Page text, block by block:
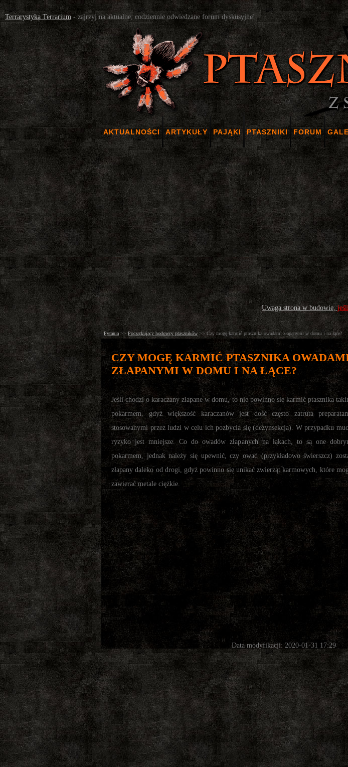
Terrarystyka Terrarium - zajrzyj na aktualne, codziennie odwiedzane forum dyskusyjne!
AKTUALNOŚCI ARTYKUŁY PAJĄKI PTASZNIKI FORUM
Uwaga strona w budowie,
Pytania >>Początkujący hodowcy ptaszników>> Czy mogę karmić ptasznika owadami złapanymi w domu i na łące?
CZY MOGĘ KARMIĆ PTASZNIKA
ZŁAPANYMI W DOMU I NA ŁĄCE?
Jeśli chodzi o karaczany złapane w domu, to nie powinno się karmić ptasznika
pokarmem, gdyż większość karaczanów jest dość często zatruta
stosowanymi przez ludzi w celu ich pozbycia się (dezynsekcja). W przypadku
ryzyko jest mniejsze. Co do owadów złapanych na łąkach, to są one
pokarmem, jednak należy się upewnić, czy owad (przykładowo świerszcz)
złapany daleko od drogi, gdyż powinno się unikać zwierząt karmowych, które
zawierać metale ciężkie.
Data modyfikacji: 2020-01-31 17:29